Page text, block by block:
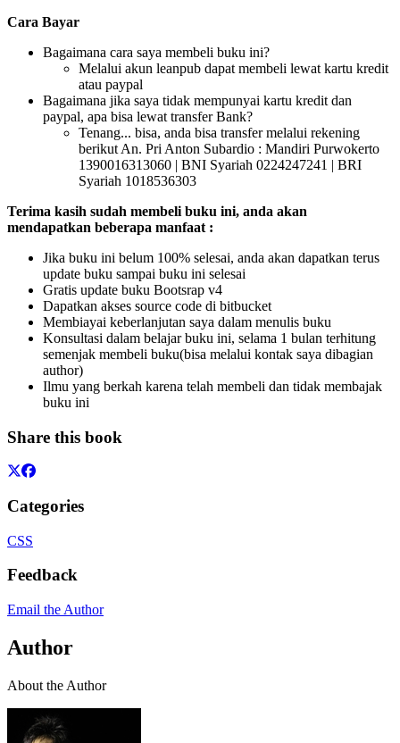
Cara Bayar
Bagaimana cara saya membeli buku ini?
Melalui akun leanpub dapat membeli lewat kartu kredit
atau paypal
Bagaimana jika saya tidak mempunyai kartu kredit dan
paypal, apa bisa lewat transfer Bank?
Tenang... bisa, anda bisa transfer melalui rekening
berikut An. Pri Anton Subardio : Mandiri Purwokerto
1390016313060 | BNI Syariah 0224247241 | BRI
Syariah 1018536303
Terima kasih sudah membeli buku ini, anda akan
mendapatkan beberapa manfaat :
Jika buku ini belum 100% selesai, anda akan dapatkan terus
update buku sampai buku ini selesai
Gratis update buku Bootsrap v4
Dapatkan akses source code di bitbucket
Membiayai keberlanjutan saya dalam menulis buku
Konsultasi dalam belajar buku ini, selama 1 bulan terhitung
semenjak membeli buku(bisa melalui kontak saya dibagian
author)
Ilmu yang berkah karena telah membeli dan tidak membajak
buku ini
Share this book
Categories
CSS
Feedback
Email the Author
Author
About the Author